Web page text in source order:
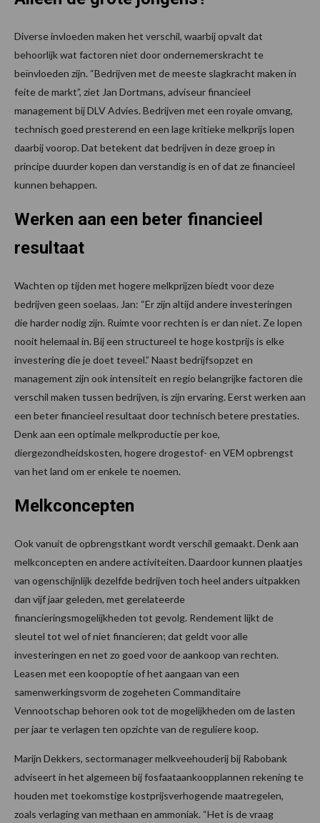
Diverse invloeden maken het verschil, waarbij opvalt dat
behoorlijk wat factoren niet door ondernemerskracht te
beïnvloeden zijn. “Bedrijven met de meeste slagkracht maken in
feite de markt”, ziet Jan Dortmans, adviseur financieel
management bij DLV Advies. Bedrijven met een royale omvang,
technisch goed presterend en een lage kritieke melkprijs lopen
daarbij voorop. Dat betekent dat bedrijven in deze groep in
principe duurder kopen dan verstandig is en of dat ze financieel
kunnen behappen.
Werken aan een beter financieel
resultaat
Wachten op tijden met hogere melkprijzen biedt voor deze
bedrijven geen soelaas. Jan: “Er zijn altijd andere investeringen
die harder nodig zijn. Ruimte voor rechten is er dan niet. Ze lopen
nooit helemaal in. Bij een structureel te hoge kostprijs is elke
investering die je doet teveel.” Naast bedrijfsopzet en
management zijn ook intensiteit en regio belangrijke factoren die
verschil maken tussen bedrijven, is zijn ervaring. Eerst werken aan
een beter financieel resultaat door technisch betere prestaties.
Denk aan een optimale melkproductie per koe,
diergezondheidskosten, hogere drogestof- en VEM opbrengst
van het land om er enkele te noemen.
Melkconcepten
Ook vanuit de opbrengstkant wordt verschil gemaakt. Denk aan
melkconcepten en andere activiteiten. Daardoor kunnen plaatjes
van ogenschijnlijk dezelfde bedrijven toch heel anders uitpakken
dan vijf jaar geleden, met gerelateerde
financieringsmogelijkheden tot gevolg. Rendement lijkt de
sleutel tot wel of niet financieren; dat geldt voor alle
investeringen en net zo goed voor de aankoop van rechten.
Leasen met een koopoptie of het aangaan van een
samenwerkingsvorm de zogeheten Commanditaire
Vennootschap behoren ook tot de mogelijkheden om de lasten
per jaar te verlagen ten opzichte van de reguliere koop.
Marijn Dekkers, sectormanager melkveehouderij bij Rabobank
adviseert in het algemeen bij fosfaataankoopplannen rekening te
houden met toekomstige kostprijsverhogende maatregelen,
zoals verlaging van methaan en ammoniak. “Het is de vraag